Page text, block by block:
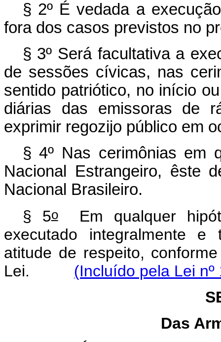
§ 2º É vedada a
fora dos casos previstos no
§ 3º Será facultativa a
de sessões cívicas, nas
sentido patriótico, no início
diárias das emissoras de
exprimir regozijo público em
§ 4º Nas cerimônias em
Nacional Estrangeiro, êste
Nacional Brasileiro.
§ 5oEm qualquer
executado integralmente
atitude de respeito,
Lei. (Incluído pela Lei
Das